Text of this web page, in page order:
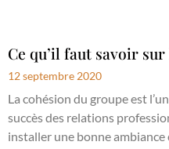
Ce qu’il faut savoir
12 septembre 2020
La cohésion du groupe est
succès des relations
installer une bonne